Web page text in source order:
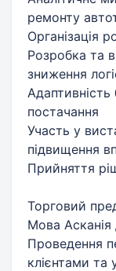
ремонту
Організація
Розробка та
зниження
Адаптивність
постачання
Участь у
підвищення
Прийняття
Торговий
Мова
Проведення
клієнтами та